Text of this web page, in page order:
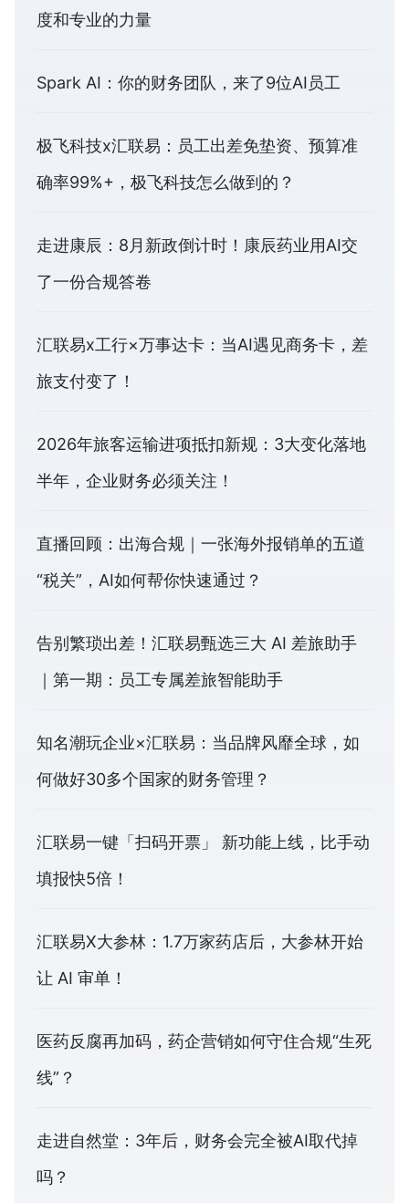
度和专业的力量
Spark AI：你的财务团队，来了9位AI员工
极飞科技x汇联易：员工出差免垫资、预算准
确率99%+，极飞科技怎么做到的？
走进康辰：8月新政倒计时！康辰药业用AI交
了一份合规答卷
汇联易x工行×万事达卡：当AI遇见商务卡，差
旅支付变了！
2026年旅客运输进项抵扣新规：3大变化落地
半年，企业财务必须关注！
直播回顾：出海合规｜一张海外报销单的五道
“税关”，AI如何帮你快速通过？
告别繁琐出差！汇联易甄选三大 AI 差旅助手
｜第一期：员工专属差旅智能助手
知名潮玩企业×汇联易：当品牌风靡全球，如
何做好30多个国家的财务管理？
汇联易一键「扫码开票」 新功能上线，比手动
填报快5倍！
汇联易X大参林：1.7万家药店后，大参林开始
让 AI 审单！
医药反腐再加码，药企营销如何守住合规“生死
线”？
走进自然堂：3年后，财务会完全被AI取代掉
吗？